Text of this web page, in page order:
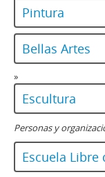
Pintura
Bellas Artes
»
Escultura
Personas y
Escuela Libre